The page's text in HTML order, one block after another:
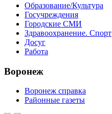
Образование/Культура
Госучреждения
Городские СМИ
Здравоохранение. Спорт
Досуг
Работа
Воронеж
Воронеж справка
Районные газеты